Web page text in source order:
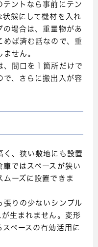
テントなら事前にテン
状態にして機材を入れ
の場合は、重量物があ
めば済む話なので、重
せん。
、間口を１箇所だけで
で、さらに搬出入が容
く、狭い敷地にも設置
ではスペースが狭い
ムーズに設置できま
張りの少ないシンプル
生まれません。変形
ペースの有効活用に